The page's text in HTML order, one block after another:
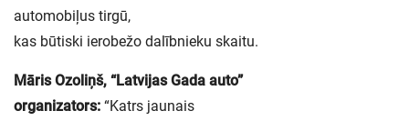
automobiļus tirgū,
kas būtiski ierobežo dalībnieku skaitu.
Māris Ozoliņš, “Latvijas Gada auto”
organizators: “Katrs jaunais